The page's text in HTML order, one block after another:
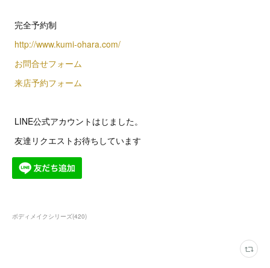
完全予約制
http://www.kumi-ohara.com/
お問合せフォーム
来店予約フォーム
LINE公式アカウントはじました。
友達リクエストお待ちしています
ボディメイクシリーズ(420)